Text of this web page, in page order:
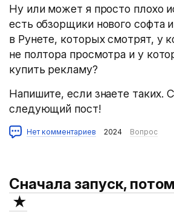
Ну или может я просто плохо
есть обзорщики нового софта
в Рунете, которых смотрят, у
не полтора просмотра и у
купить рекламу?
Напишите, если знаете таких.
следующий пост!
Нет комментариев 2024 Вопрос
Сначала запуск,
★